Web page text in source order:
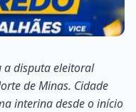
a disputa eleitoral
de Minas. Cidade
interina desde o início